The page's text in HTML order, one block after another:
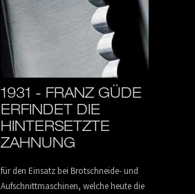
1931 - FRANZ GÜDE
ERFINDET DIE
HINTERSETZTE
ZAHNUNG
für den Einsatz bei Brotschneide- und
Aufschnittmaschinen, welche heute die